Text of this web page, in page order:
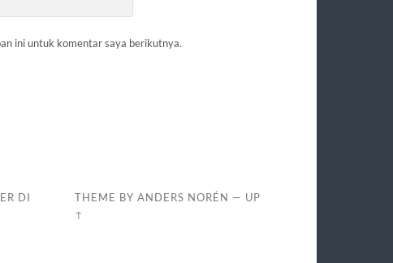
ini untuk komentar saya berikutnya.
DI
THEME BYANDERS NORÉN — UP
↑